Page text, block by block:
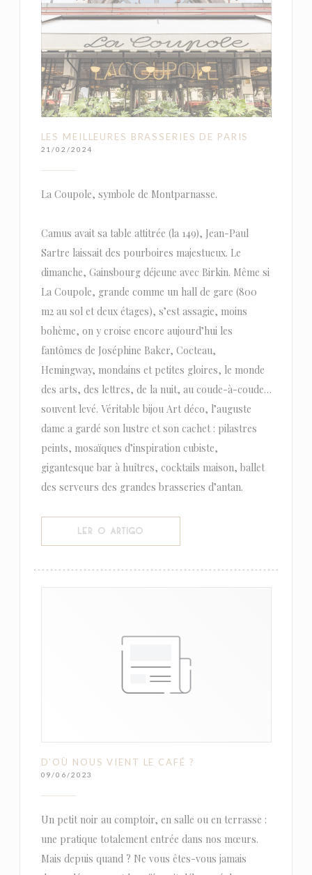
LES MEILLEURES BRASSERIES DE PARIS
21/02/2024
La Coupole, symbole de Montparnasse.
Camus avait sa table attitrée (la 149), Jean-Paul
Sartre laissait des pourboires majestueux. Le
dimanche, Gainsbourg déjeune avec Birkin. Même si
La Coupole, grande comme un hall de gare (800
m2 au sol et deux étages), s’est assagie, moins
bohème, on y croise encore aujourd’hui les
fantômes de Joséphine Baker, Cocteau,
Hemingway, mondains et petites gloires, le monde
des arts, des lettres, de la nuit, au coude-à-coude…
souvent levé. Véritable bijou Art déco, l’auguste
dame a gardé son lustre et son cachet : pilastres
peints, mosaïques d’inspiration cubiste,
gigantesque bar à huîtres, cocktails maison, ballet
des serveurs des grandes brasseries d’antan.
LER O ARTIGO
D’OÙ NOUS VIENT LE CAFÉ ?
09/06/2023
Un petit noir au comptoir, en salle ou en terrasse :
une pratique totalement entrée dans nos mœurs.
Mais depuis quand ? Ne vous êtes-vous jamais